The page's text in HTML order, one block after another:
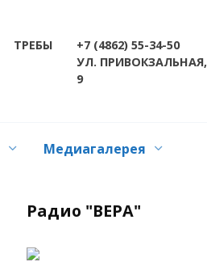
ТРЕБЫ
+7 (4862) 55-34-50
УЛ. ПРИВОКЗАЛЬНАЯ,
9
Медиагалерея
Радио "ВЕРА"